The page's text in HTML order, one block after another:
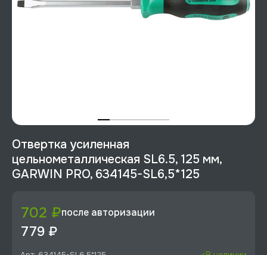
Отвертка усиленная
цельнометаллическая SL6.5, 125 мм,
GARWIN PRO, 634145-SL6,5*125
702 ₽после авторизации
779 ₽